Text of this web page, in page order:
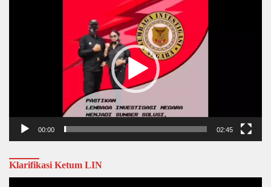
00:00 02:45
Klarifikasi Ketum LIN